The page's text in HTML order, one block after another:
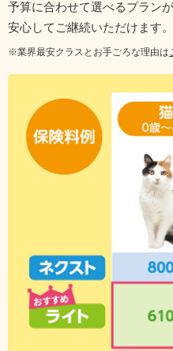
予算に合わせて選べるプラン
安心してご継続いただけます。
※業界最安クラスとお手ごろな理由は